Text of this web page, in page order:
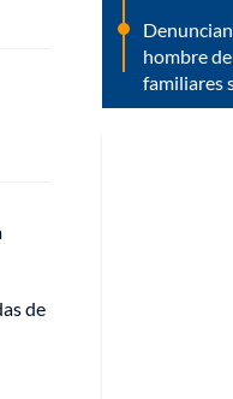
de
hombre
familiares